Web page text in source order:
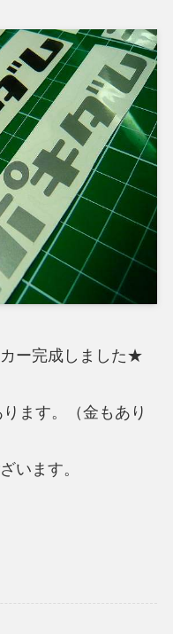
ー完成しました★
ます。（金もあり
います。